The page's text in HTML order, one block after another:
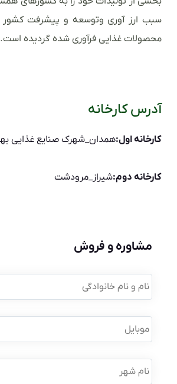
سبب ارز آوری وتوسعه و پیشرفت
محصولات غذایی فرآوری شده گردیده است.
آدرس کارخانه
کارخانه اول:همدان_شهرک صنایع غذایی
کارخانه دوم:شیراز_مرودشت
مشاوره و فروش
نام
و
نام
موبایل *
نام
شهر